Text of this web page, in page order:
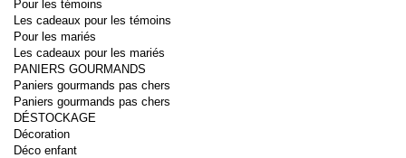
Pour les témoins
Les cadeaux pour les témoins
Pour les mariés
Les cadeaux pour les mariés
PANIERS GOURMANDS
Paniers gourmands pas chers
Paniers gourmands pas chers
DÉSTOCKAGE
Décoration
Déco enfant